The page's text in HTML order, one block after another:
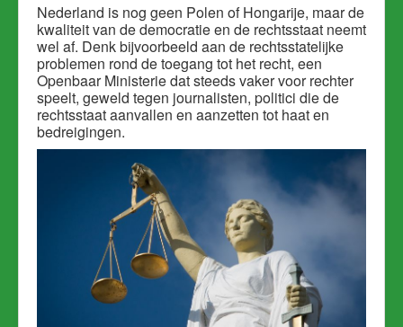
Nederland is nog geen Polen of Hongarije, maar de
kwaliteit van de democratie en de rechtsstaat neemt
wel af. Denk bijvoorbeeld aan de rechtsstatelijke
problemen rond de toegang tot het recht, een
Openbaar Ministerie dat steeds vaker voor rechter
speelt, geweld tegen journalisten, politici die de
rechtsstaat aanvallen en aanzetten tot haat en
bedreigingen.